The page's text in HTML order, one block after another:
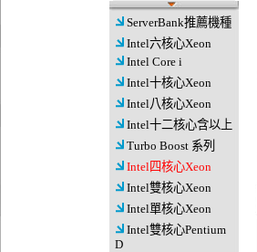
ServerBank推薦機種
Intel六核心Xeon
Intel Core i
Intel十核心Xeon
Intel八核心Xeon
Intel十二核心含以上
Turbo Boost 系列
Intel四核心Xeon
Intel雙核心Xeon
Intel單核心Xeon
Intel雙核心Pentium
D